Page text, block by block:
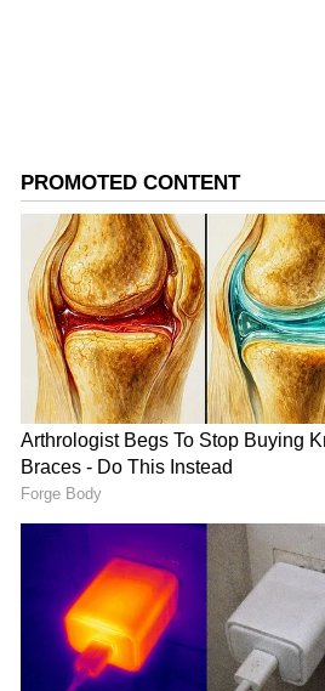
ಇತ್ತ ಈ ವೈರಲ್ ವೀಡಿಯೊಗೆ ಪ್ರತಿಕ್ರಿಯಿಸಿದ
ರಾಯಭಾರಿಯವರೇ ಇದೊಂದು ಸ್ಪರ್ಧೆ
ವೈವಿಧ್ಯಮಯ ಪಾಕಪದ್ಧತಿ ಬಗ್ಗೆ ನಿಮ್ಮ
ದಯವಿಟ್ಟು ಇಂತಹ ವೀಡಿಯೋಗಳನ್ನು
ಸುಜುಕಿ ಅವರು ತಮ್ಮ ಟ್ವಿಟ್ಟರ್ ಖಾತೆಯಲ್ಲಿ
ಅದು ಭಾರತೀಯ ಬೀದಿ ಆಹಾರದ ಬಗ್ಗೆ ಅವರ
ತಮ್ಮ ಟ್ವಿಟರ್ ಫಾಲೋವರ್‌ಗಳ ಆಹಾರದ
ಹೆಸರಾಂತ ಮಿಸಾಲ್ ಪಾವ್ ಅನ್ನು ಅವರು
ವಿನಂತಿಸಿದ್ದಾರೆ.